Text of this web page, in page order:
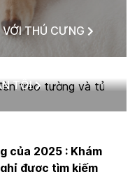
VỚI THÚ CƯNG
TÔI
của 2025 : Khám
được tìm kiếm